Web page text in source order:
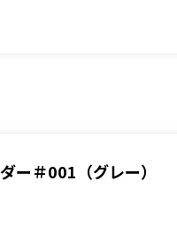
ー＃001（グレー）